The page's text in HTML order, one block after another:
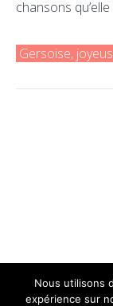
chansons
Gersoise,
Nous utilisons
expérience sur